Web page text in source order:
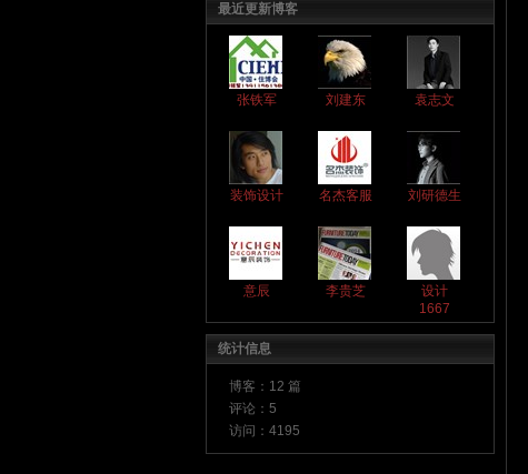
最近更新博客
张铁军 刘建东 袁志文
装饰设计 名杰客服 刘研德生
意辰 李贵芝
设计
1667
统计信息
博客： 12 篇
评论： 5
访问： 4195